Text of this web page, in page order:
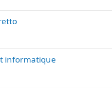
informatique